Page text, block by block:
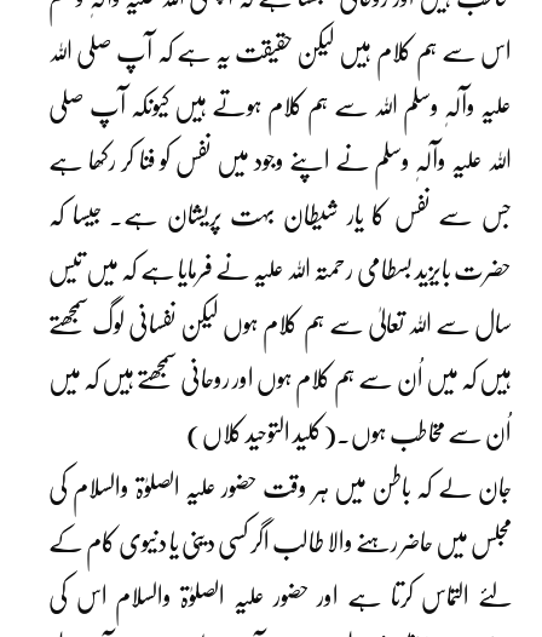
اس سے ہم کلام ہیں لیکن حقیقت یہ ہے کہ آپ صلی اللہ
علیہ وآلہٖ وسلم اللہ سے ہم کلام ہوتے ہیں کیونکہ آپ صلی
اللہ علیہ وآلہٖ وسلم نے اپنے وجود میں نفس کو فنا کر رکھا ہے
جس سے نفس کا یار شیطان بہت پریشان ہے۔ جیسا کہ
حضرت بایزید بسطامی رحمتہ اللہ علیہ نے فرمایا ہے کہ میں تیس
سال سے اللہ تعالیٰ سے ہم کلام ہوں لیکن نفسانی لوگ سمجھتے
ہیں کہ میں اُن سے ہم کلام ہوں اور روحانی سمجھتے ہیں کہ میں
اُن سے مخاطب ہوں۔(کلید التوحید کلاں)
جان لے کہ باطن میں ہر وقت حضور علیہ الصلوٰۃ والسلام کی
مجلس میں حاضر رہنے والا طالب اگر کسی دینی یا دنیوی کام کے
لئے التماس کرتا ہے اور حضور علیہ الصلوٰۃ والسلام اس کی